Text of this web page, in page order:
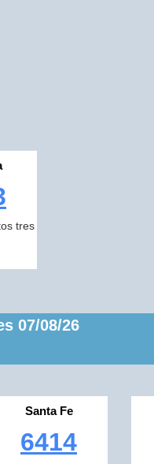
tres
07/08/26
Santa Fe
6414